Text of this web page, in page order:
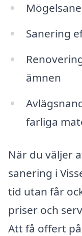
Sanering
ämnen
farliga
När du väljer
sanering i
tid utan får
priser och
Att få offert